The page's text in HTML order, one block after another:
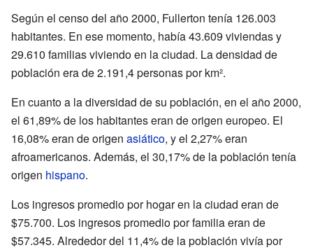
Según el censo del año 2000, Fullerton tenía 126.003
habitantes. En ese momento, había 43.609 viviendas y
29.610 familias viviendo en la ciudad. La densidad de
población era de 2.191,4 personas por km².
En cuanto a la diversidad de su población, en el año 2000,
el 61,89% de los habitantes eran de origen europeo. El
16,08% eran de origen asiático, y el 2,27% eran
afroamericanos. Además, el 30,17% de la población tenía
origen hispano.
Los ingresos promedio por hogar en la ciudad eran de
$75.700. Los ingresos promedio por familia eran de
$57.345. Alrededor del 11,4% de la población vivía por